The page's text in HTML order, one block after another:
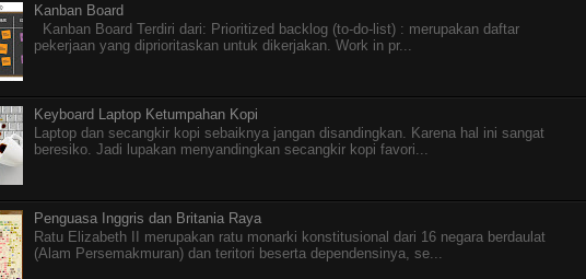
Kanban Board
Kanban Board Terdiri dari: Prioritized backlog (to-do-list) : merupakan daftar
pekerjaan yang diprioritaskan untuk dikerjakan. Work in pr...
Keyboard Laptop Ketumpahan Kopi
Laptop dan secangkir kopi sebaiknya jangan disandingkan. Karena hal ini sangat
beresiko. Jadi lupakan menyandingkan secangkir kopi favori...
Penguasa Inggris dan Britania Raya
Ratu Elizabeth II merupakan ratu monarki konstitusional dari 16 negara berdaulat
(Alam Persemakmuran) dan teritori beserta dependensinya, se...